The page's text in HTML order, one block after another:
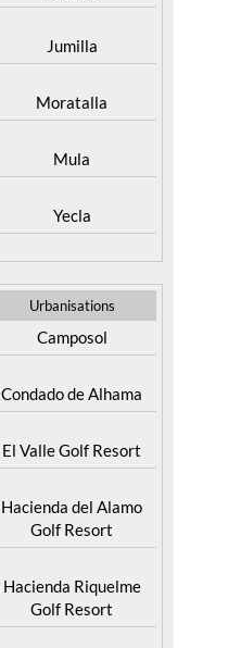
Jumilla
Moratalla
Mula
Yecla
Urbanisations
Camposol
Condado de Alhama
El Valle Golf Resort
Hacienda del Alamo
Golf Resort
Hacienda Riquelme
Golf Resort